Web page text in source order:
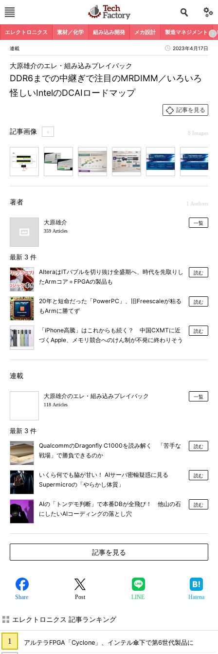
エレクトロニクス 素材／化学 組み込み開発 メカ設計 製造マネジメント
連載 2023年4月17日
DDR6までの中継ぎで注目のMRDIMM／いろいろ
怪しいIntelのDCAIロードマップ
大原雄介のエレ・組み込みプレイバック
記事を見る
記事画像 ＋ 8 Images
著者 1 Authors
大原雄介
359 Articles
一覧
最新 3 件
AlteraはITバブルを切り抜け全盛期へ、時代を先取りし
たArmコア＋FPGAの製品も
読む
20年と短命だった「PowerPC」、旧Freescaleが粘る
もArmに勝てず
読む
「iPhone高騰」はこれからも続く？ 中国CXMTに近
づくApple、メモリ競合へのけん制が不発に終わりそう
読む
連載
大原雄介のエレ・組み込みプレイバック
118 Articles
一覧
最新 3 件
QualcommのDragonfly C1000を読み解く 「苦手な
戦場」で勝負できるのか
読む
いくら何でも脇が甘い！ AIサーバ密輸疑惑に見る
Supermicroの「やらかし体質」
読む
AIの「トンデモ判断」で本番DBが全飛び！ 他山の石
にしたいAIコーディングの落とし穴
読む
記事を見る
Share Post LINE Hatena
エレクトロニクス 記事ランキング
アルテラFPGA「Cyclone」、インテル傘下で第6世代製品に